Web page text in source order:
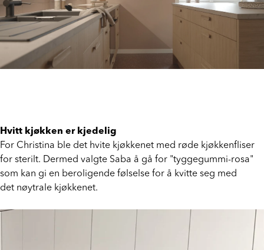
Hvitt kjøkken er kjedelig
For Christina ble det hvite kjøkkenet med røde kjøkkenfliser
for sterilt. Dermed valgte Saba å gå for "tyggegummi-rosa"
som kan gi en beroligende følselse for å kvitte seg med
det nøytrale kjøkkenet.